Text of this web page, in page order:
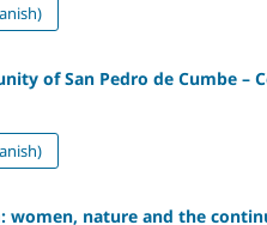
of San Pedro de Cumbe –
women, nature and the